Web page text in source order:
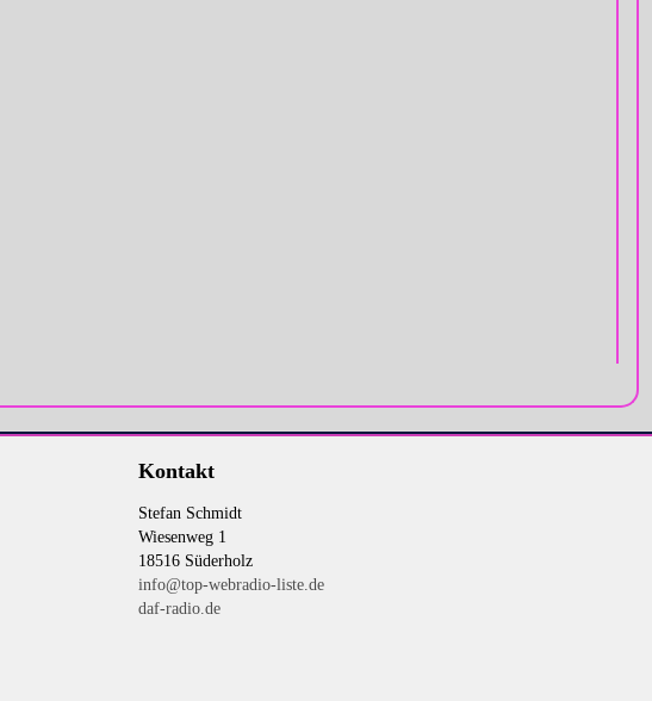
Kontakt
Stefan Schmidt
Wiesenweg 1
18516 Süderholz
info@top-webradio-liste.de
daf-radio.de